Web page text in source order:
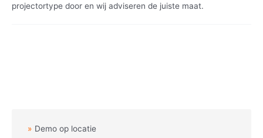
Demo op locatie
projectortype door en wij adviseren de juiste maat.